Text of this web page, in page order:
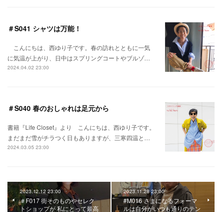
＃S041 シャツは万能！
こんにちは、西ゆり子です。春の訪れとともに一気
に気温が上がり、日中はスプリングコートやブルゾ…
2024.04.02 23:00
＃S040 春のおしゃれは足元から
書籍『Life Closet』より こんにちは、西ゆり子です。
まだまだ雪がチラつく日もありますが、三寒四温と…
2024.03.05 23:00
2023.12.12 23:00
＃F017 街そのものやセレク
トショップが 私にとって最高
2023.11.28 23:00
#M016 さまになるフォーマ
ルは自分がいつも通りのテン